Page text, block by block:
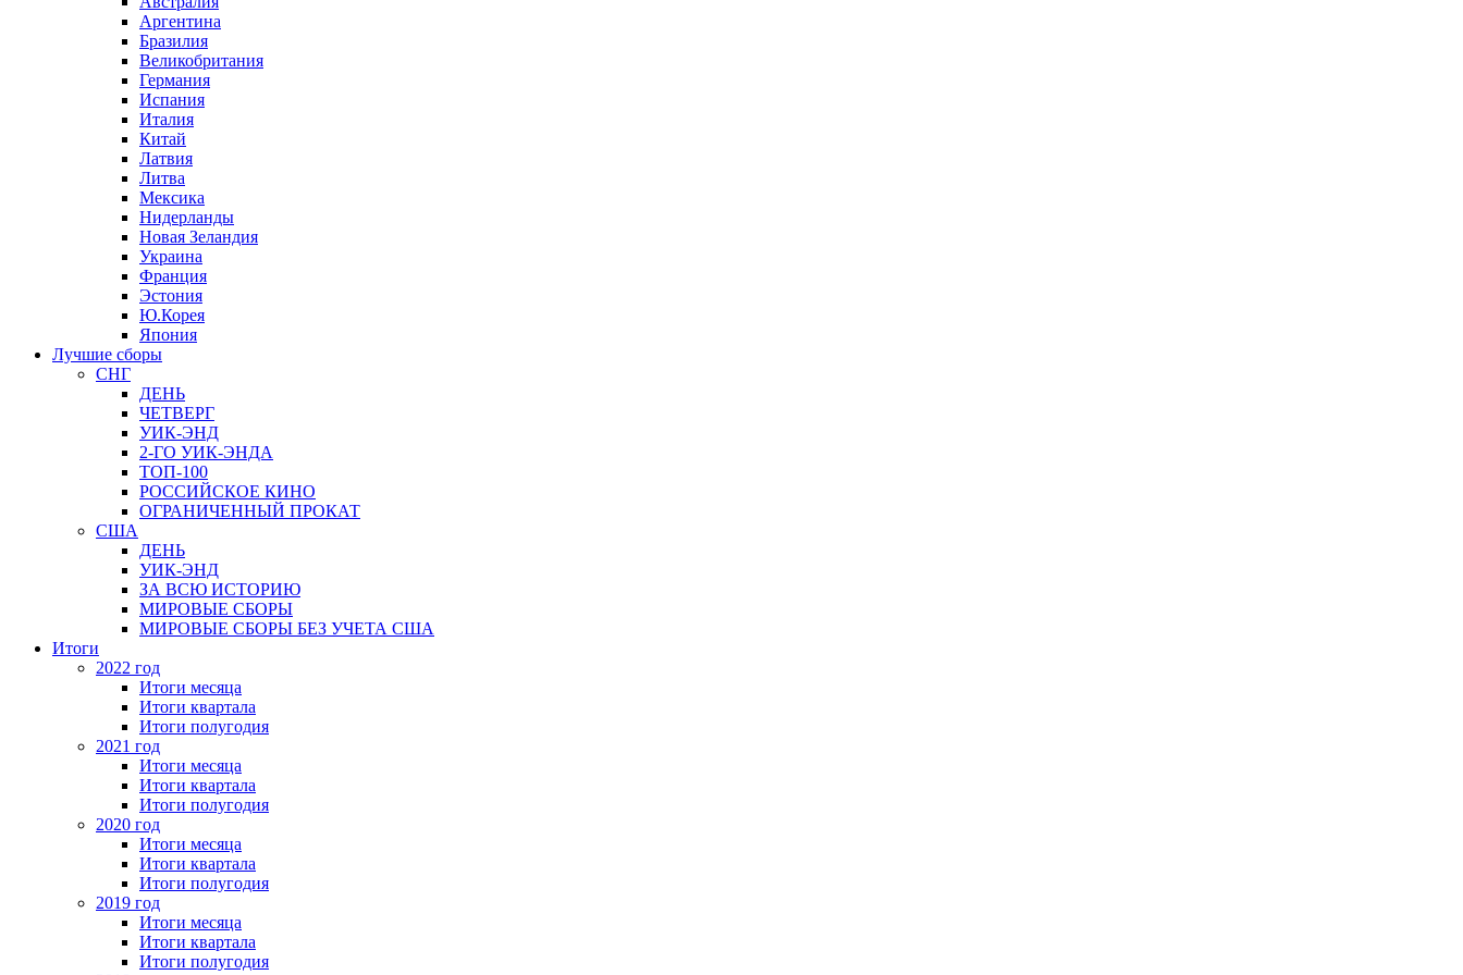
Аргентина
Бразилия
Великобритания
Германия
Испания
Италия
Китай
Латвия
Литва
Мексика
Нидерланды
Новая Зеландия
Украина
Франция
Эстония
Ю.Корея
Япония
Лучшие сборы
СНГ
ДЕНЬ
ЧЕТВЕРГ
УИК-ЭНД
2-ГО УИК-ЭНДА
ТОП-100
РОССИЙСКОЕ КИНО
ОГРАНИЧЕННЫЙ ПРОКАТ
США
ДЕНЬ
УИК-ЭНД
ЗА ВСЮ ИСТОРИЮ
МИРОВЫЕ СБОРЫ
МИРОВЫЕ СБОРЫ БЕЗ УЧЕТА США
Итоги
2022 год
Итоги месяца
Итоги квартала
Итоги полугодия
2021 год
Итоги месяца
Итоги квартала
Итоги полугодия
2020 год
Итоги месяца
Итоги квартала
Итоги полугодия
2019 год
Итоги месяца
Итоги квартала
Итоги полугодия